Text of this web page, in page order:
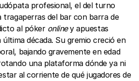
profesional, el del turno
tragaperras del bar con barra de
al póker onliney apuestas
década. Su gremio creció en
bajando gravemente en edad
una plataforma dónde ya ni
al corriente de qué jugadores de